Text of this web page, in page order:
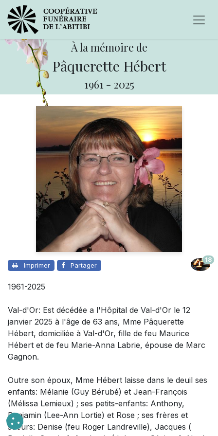
À la mémoire de
Pâquerette Hébert
1961 - 2025
Imprimer Partager
18
1961-2025
Val-d'Or: Est décédée a l'Hôpital de Val-d'Or le 12
janvier 2025 à l'âge de 63 ans, Mme Pâquerette
Hébert, domiciliée à Val-d'Or, fille de feu Maurice
Hébert et de feu Marie-Anna Labrie, épouse de Marc
Gagnon.
Outre son époux, Mme Hébert laisse dans le deuil ses
enfants: Mélanie (Guy Bérubé) et Jean-François
(Mélissa Lemieux) ; ses petits-enfants: Anthony,
Benjamin (Lee-Ann Lortie) et Rose ; ses frères et
soeurs: Denise (feu Roger Landreville), Jacques (